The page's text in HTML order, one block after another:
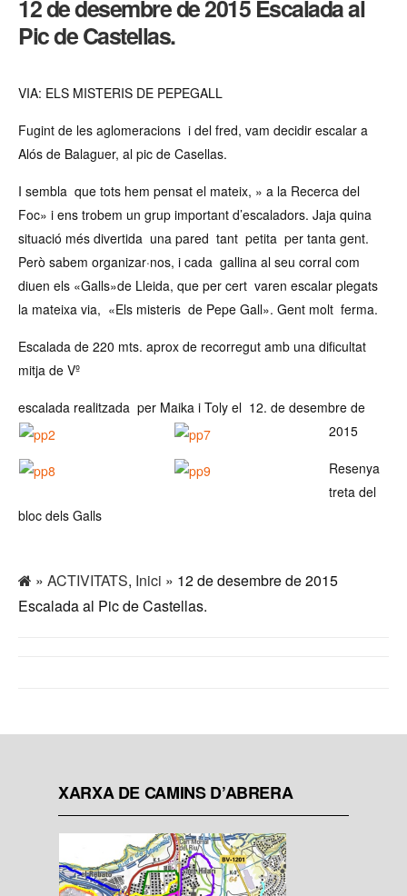
al
Pic
12 de desembre de 2015 Escalada al
Pic de Castellas.
VIA: ELS MISTERIS DE PEPEGALL
Fugint de les aglomeracions i del fred, vam decidir escalar a
Alós de Balaguer, al pic de Casellas.
I sembla que tots hem pensat el mateix, » a la Recerca del
Foc» i ens trobem un grup important d’escaladors. Jaja quina
situació més divertida una pared tant petita per tanta gent.
Però sabem organizar·nos, i cada gallina al seu corral com
diuen els «Galls»de Lleida, que per cert varen escalar plegats
la mateixa via, «Els misteris de Pepe Gall». Gent molt ferma.
Escalada de 220 mts. aprox de recorregut amb una dificultat
mitja de Vº
escalada realitzada per Maika i Toly el 12. de desembre de
2015
Resenya
treta del
bloc dels Galls
» ACTIVITATS, Inici » 12 de desembre de 2015
Escalada al Pic de Castellas.
XARXA DE CAMINS D’ABRERA